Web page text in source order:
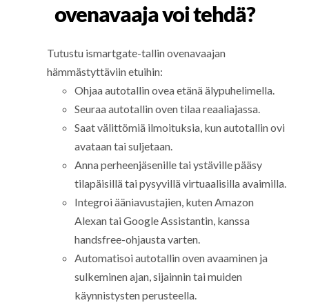
ovenavaaja voi tehdä?
Tutustu ismartgate-tallin ovenavaajan
hämmästyttäviin etuihin:
Ohjaa autotallin ovea etänä älypuhelimella.
Seuraa autotallin oven tilaa reaaliajassa.
Saat välittömiä ilmoituksia, kun autotallin ovi
avataan tai suljetaan.
Anna perheenjäsenille tai ystäville pääsy
tilapäisillä tai pysyvillä virtuaalisilla avaimilla.
Integroi ääniavustajien, kuten Amazon
Alexan tai Google Assistantin, kanssa
handsfree-ohjausta varten.
Automatisoi autotallin oven avaaminen ja
sulkeminen ajan, sijainnin tai muiden
käynnistysten perusteella.